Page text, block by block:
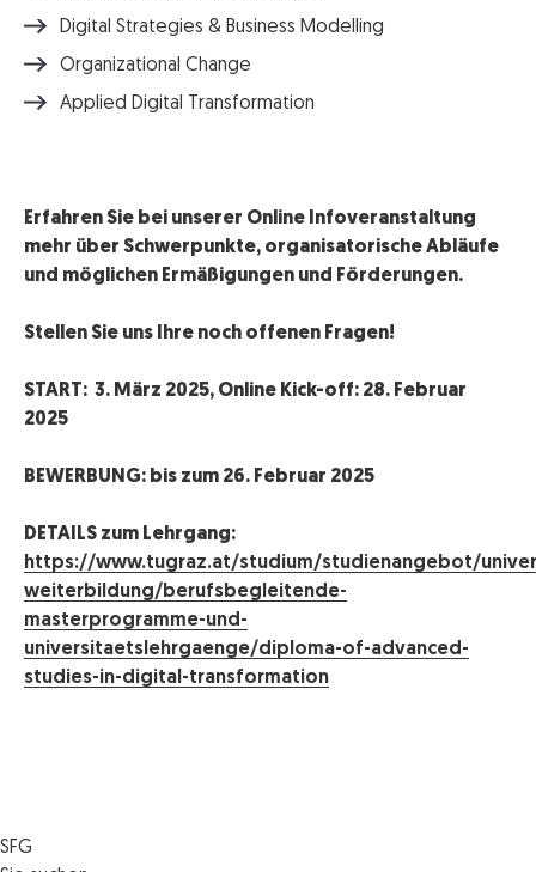
Digital Strategies & Business Modelling
Organizational Change
Applied Digital Transformation
Erfahren Sie bei unserer Online Infoveranstaltung
mehr über Schwerpunkte, organisatorische Abläufe
und möglichen Ermäßigungen und Förderungen.
Stellen Sie uns Ihre noch offenen Fragen!
START: 3. März 2025, Online Kick-off: 28. Februar
2025
BEWERBUNG: bis zum 26. Februar 2025
DETAILS zum Lehrgang:
https://www.tugraz.at/studium/studienangebot/
weiterbildung/berufsbegleitende-
masterprogramme-und-
universitaetslehrgaenge/diploma-of-advanced-
studies-in-digital-transformation
SFG